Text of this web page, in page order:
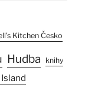
Kitchen Česko
Hudba knihy